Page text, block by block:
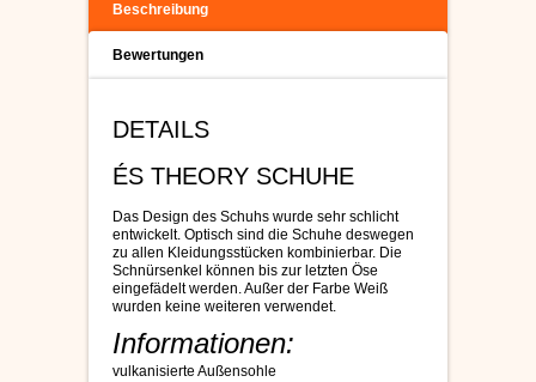
Beschreibung
Bewertungen
DETAILS
ÉS THEORY SCHUHE
Das Design des Schuhs wurde sehr schlicht
entwickelt. Optisch sind die Schuhe deswegen
zu allen Kleidungsstücken kombinierbar. Die
Schnürsenkel können bis zur letzten Öse
eingefädelt werden. Außer der Farbe Weiß
wurden keine weiteren verwendet.
Informationen:
vulkanisierte Außensohle